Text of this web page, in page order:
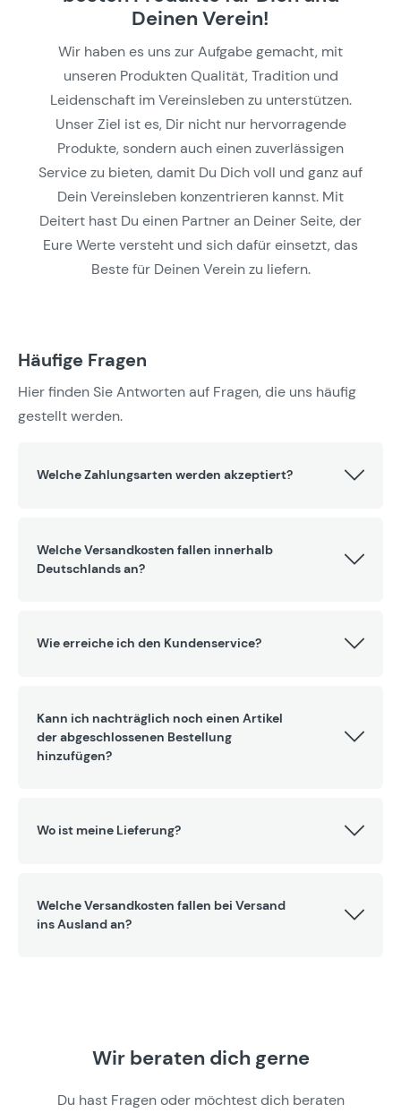
Deinen Verein!
Wir haben es uns zur Aufgabe gemacht, mit
unseren Produkten Qualität, Tradition und
Leidenschaft im Vereinsleben zu unterstützen.
Unser Ziel ist es, Dir nicht nur hervorragende
Produkte, sondern auch einen zuverlässigen
Service zu bieten, damit Du Dich voll und ganz auf
Dein Vereinsleben konzentrieren kannst. Mit
Deitert hast Du einen Partner an Deiner Seite, der
Eure Werte versteht und sich dafür einsetzt, das
Beste für Deinen Verein zu liefern.
Häufige Fragen
Hier finden Sie Antworten auf Fragen, die uns häufig
gestellt werden.
Welche Zahlungsarten werden akzeptiert?
Welche Versandkosten fallen innerhalb
Deutschlands an?
Wie erreiche ich den Kundenservice?
Kann ich nachträglich noch einen Artikel
der abgeschlossenen Bestellung
hinzufügen?
Wo ist meine Lieferung?
Welche Versandkosten fallen bei Versand
ins Ausland an?
Wir beraten dich gerne
Du hast Fragen oder möchtest dich beraten